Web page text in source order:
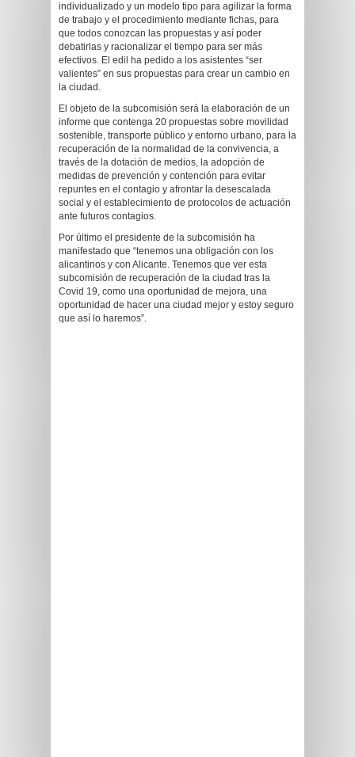
individualizado y un modelo tipo para agilizar la forma
de trabajo y el procedimiento mediante fichas, para
que todos conozcan las propuestas y así poder
debatirlas y racionalizar el tiempo para ser más
efectivos. El edil ha pedido a los asistentes “ser
valientes” en sus propuestas para crear un cambio en
la ciudad.
El objeto de la subcomisión será la elaboración de un
informe que contenga 20 propuestas sobre movilidad
sostenible, transporte público y entorno urbano, para la
recuperación de la normalidad de la convivencia, a
través de la dotación de medios, la adopción de
medidas de prevención y contención para evitar
repuntes en el contagio y afrontar la desescalada
social y el establecimiento de protocolos de actuación
ante futuros contagios.
Por último el presidente de la subcomisión ha
manifestado que “tenemos una obligación con los
alicantinos y con Alicante. Tenemos que ver esta
subcomisión de recuperación de la ciudad tras la
Covid 19, como una oportunidad de mejora, una
oportunidad de hacer una ciudad mejor y estoy seguro
que así lo haremos”.